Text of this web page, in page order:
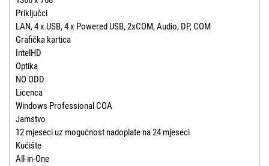
Priključci
LAN, 4 x USB, 4 x Powered USB, 2xCOM, Audio, DP, COM
Grafička kartica
IntelHD
Optika
NO ODD
Licenca
Windows Professional COA
Jamstvo
12 mjeseci uz mogućnost nadoplate na 24 mjeseci
Kućište
All-in-One